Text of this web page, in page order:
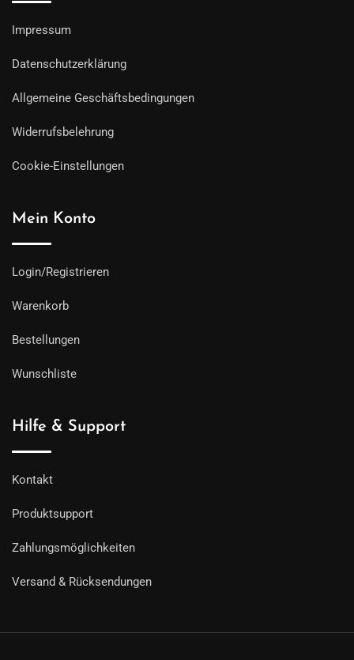
Impressum
Datenschutzerklärung
Allgemeine Geschäftsbedingungen
Widerrufsbelehrung
Cookie-Einstellungen
Mein Konto
Login/Registrieren
Warenkorb
Bestellungen
Wunschliste
Hilfe & Support
Kontakt
Produktsupport
Zahlungsmöglichkeiten
Versand & Rücksendungen